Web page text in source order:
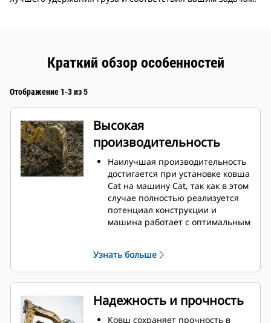
Краткий обзор особенностей
Отображение 1-3 из 5
Высокая
производительность
Наилучшая производительность
достигается при установке ковша
Cat на машину Cat, так как в этом
случае полностью реализуется
потенциал конструкции и
машина работает с оптимальным
Профиль кожуха с двойным
радиусом позволяет улучшить
попадание материала в ковш.
упора гарантирует, что нижняя
часть ковша не цепляется за
Узнать больше
Надежность и прочность
Ковш сохраняет прочность в